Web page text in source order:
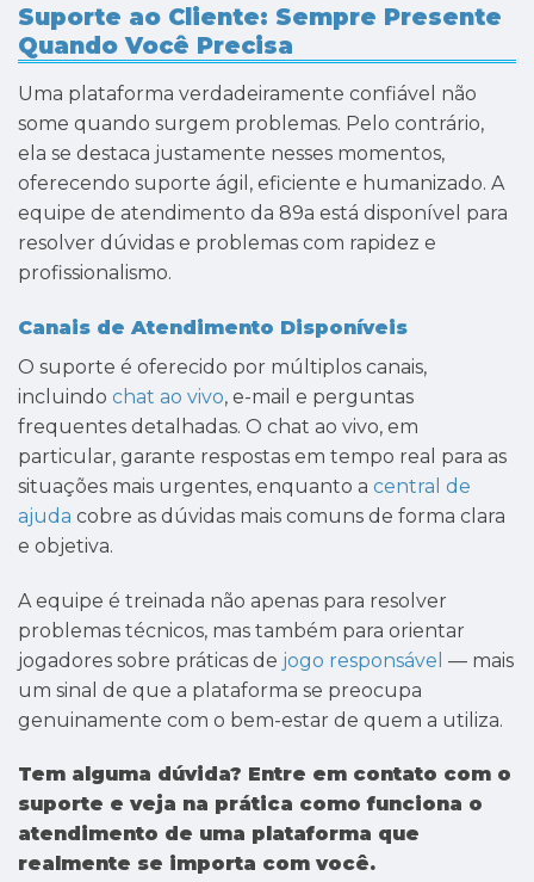
Suporte ao Cliente: Sempre Presente
Quando Você Precisa
Uma plataforma verdadeiramente confiável não
some quando surgem problemas. Pelo contrário,
ela se destaca justamente nesses momentos,
oferecendo suporte ágil, eficiente e humanizado. A
equipe de atendimento da 89a está disponível para
resolver dúvidas e problemas com rapidez e
profissionalismo.
Canais de Atendimento Disponíveis
O suporte é oferecido por múltiplos canais,
incluindo chat ao vivo, e-mail e perguntas
frequentes detalhadas. O chat ao vivo, em
particular, garante respostas em tempo real para as
situações mais urgentes, enquanto a central de
ajuda cobre as dúvidas mais comuns de forma clara
e objetiva.
A equipe é treinada não apenas para resolver
problemas técnicos, mas também para orientar
jogadores sobre práticas de jogo responsável — mais
um sinal de que a plataforma se preocupa
genuinamente com o bem-estar de quem a utiliza.
Tem alguma dúvida? Entre em contato com o
suporte e veja na prática como funciona o
atendimento de uma plataforma que
realmente se importa com você.